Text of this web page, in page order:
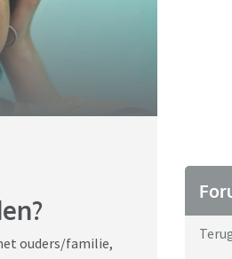
ouders/familie,